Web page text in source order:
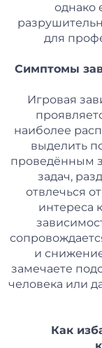
однако
для
Симптомы
Игровая
наиболее
выделить
проведённым
задач,
отвлечься
интереса
и
замечаете
человека или
Как